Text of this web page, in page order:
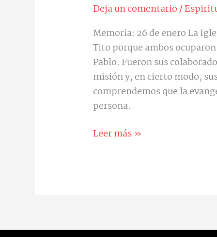
Deja un comentario/
Memoria: 26 de enero La
Tito porque ambos
Pablo. Fueron sus
misión y, en cierto modo,
comprendemos que la
persona.
Leer más »